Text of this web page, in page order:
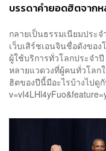
บรรดาคำยอดฮิตจาก
กลายเป็นธรรมเนียมประจ
เว็บเสิร์ชเอนจินชื่อดังขอ
ผู้ใช้บริการทั่วโลกประจำ
หลายแวดวงที่ผู้คนทั่วโลก
ฮิตของปีนี้มีอะไรบ้างไปดู